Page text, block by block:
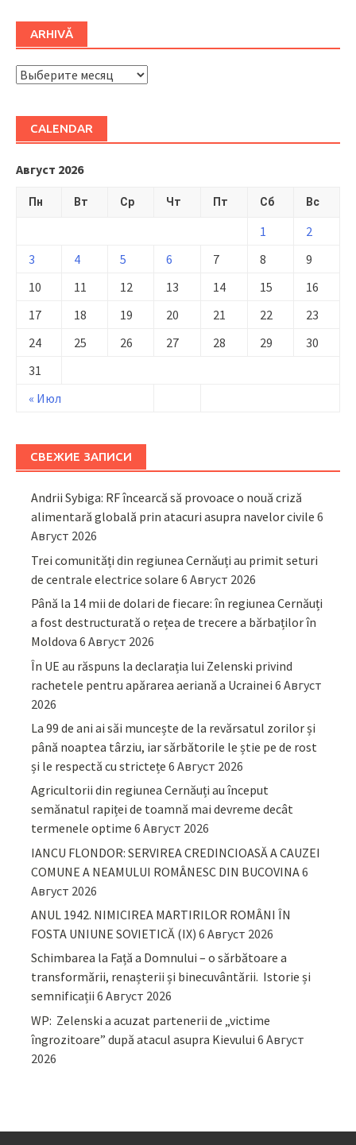
ARHIVĂ
ARHIVĂ
CALENDAR
Август 2026
Пн Вт Ср Чт Пт Сб Вс
« Июл
1
2
3
4 5 6 7 8
9
10
11 12 13 14 15
16
17
18 19 20 21 22
23
24
25 26 27 28 29
30
31
СВЕЖИЕ ЗАПИСИ
Andrii Sybiga: RF încearcă să provoace o nouă criză
alimentară globală prin atacuri asupra navelor civile 6
Август 2026
Trei comunități din regiunea Cernăuți au primit seturi
de centrale electrice solare 6 Август 2026
Până la 14 mii de dolari de fiecare: în regiunea Cernăuți
a fost destructurată o rețea de trecere a bărbaților în
Moldova 6 Август 2026
În UE au răspuns la declarația lui Zelenski privind
rachetele pentru apărarea aeriană a Ucrainei 6 Август
2026
La 99 de ani ai săi muncește de la revărsatul zorilor și
până noaptea târziu, iar sărbătorile le știe pe de rost
și le respectă cu strictețe 6 Август 2026
Agricultorii din regiunea Cernăuți au început
semănatul rapiței de toamnă mai devreme decât
termenele optime 6 Август 2026
IANCU FLONDOR: SERVIREA CREDINCIOASĂ A CAUZEI
COMUNE A NEAMULUI ROMÂNESC DIN BUCOVINA6
Август 2026
ANUL 1942. NIMICIREA MARTIRILOR ROMÂNI ÎN
FOSTA UNIUNE SOVIETICĂ (IX) 6 Август 2026
Schimbarea la Față a Domnului – o sărbătoare a
transformării, renașterii și binecuvântării. Istorie și
semnificații 6 Август 2026
WP: Zelenski a acuzat partenerii de „victime
îngrozitoare” după atacul asupra Kievului 6 Август
2026